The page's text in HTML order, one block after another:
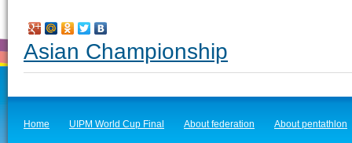
Asian Championship
Home UIPM World Cup Final About federation About pentathlon